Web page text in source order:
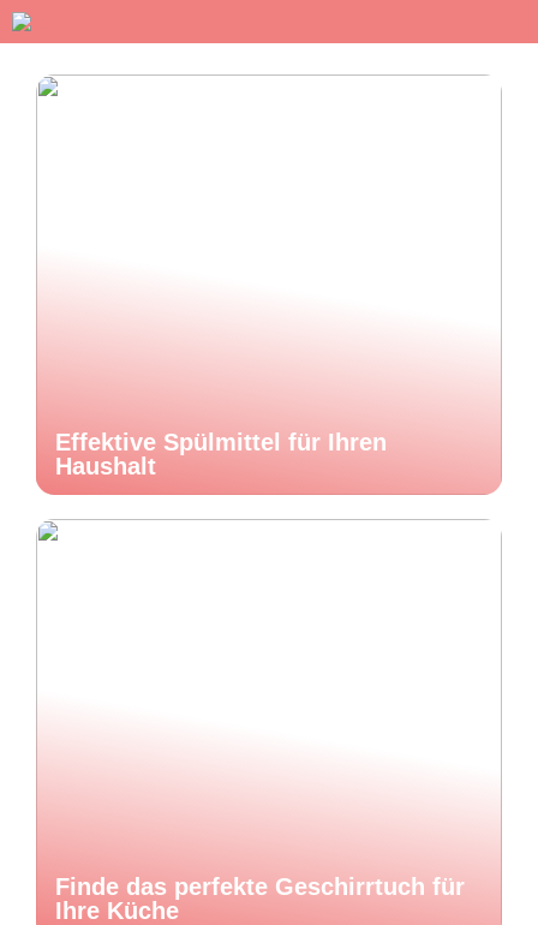
Effektive Spülmittel für Ihren
Haushalt
Finde das perfekte Geschirrtuch für
Ihre Küche